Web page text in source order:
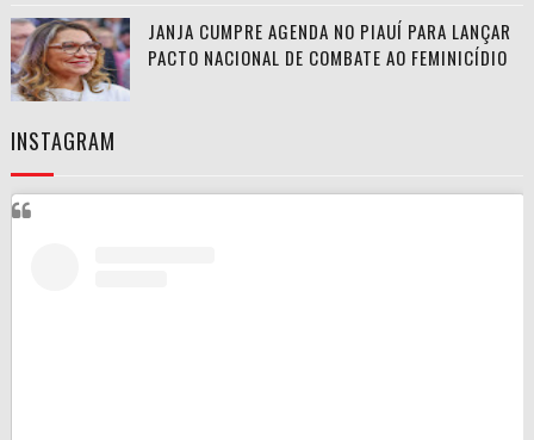
JANJA CUMPRE AGENDA NO PIAUÍ PARA LANÇAR
PACTO NACIONAL DE COMBATE AO FEMINICÍDIO
INSTAGRAM